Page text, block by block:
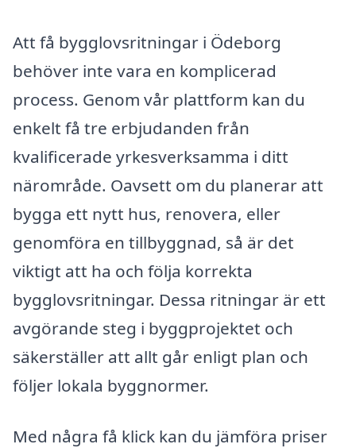
Att få bygglovsritningar i Ödeborg
behöver inte vara en komplicerad
process. Genom vår plattform kan du
enkelt få tre erbjudanden från
kvalificerade yrkesverksamma i ditt
närområde. Oavsett om du planerar att
bygga ett nytt hus, renovera, eller
genomföra en tillbyggnad, så är det
viktigt att ha och följa korrekta
bygglovsritningar. Dessa ritningar är ett
avgörande steg i byggprojektet och
säkerställer att allt går enligt plan och
följer lokala byggnormer.
Med några få klick kan du jämföra priser